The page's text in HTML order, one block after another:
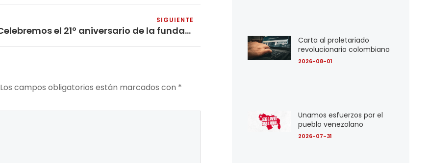
SIGUIENTE
Celebremos el 21º aniversario de la fundación del PCI (Maoísta)
Los campos obligatorios están marcados con *
Carta al proletariado
revolucionario colombiano
2026-08-01
Unamos esfuerzos por el
pueblo venezolano
2026-07-31